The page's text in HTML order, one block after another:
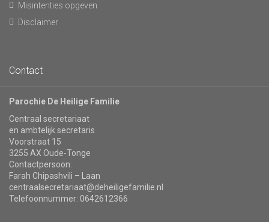
Misintenties opgeven
Disclaimer
Contact
Parochie De Heilige Familie
Centraal secretariaat
en ambtelijk secretaris
Voorstraat 15
3255 AX Oude-Tonge
Contactpersoon:
Farah Chipashvili – Laan
centraalsecretariaat@deheiligefamilie.nl
Telefoonnummer: 0642612366